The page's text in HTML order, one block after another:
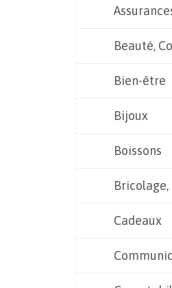
Beauté,
Bien-être
Bijoux
Boissons
Cadeaux